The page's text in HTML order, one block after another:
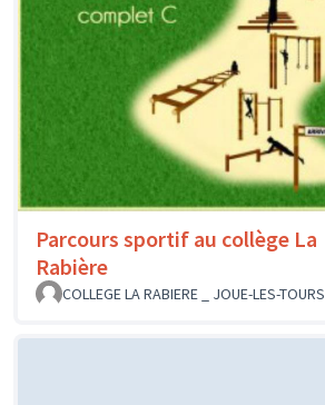
Parcours sportif au collège La
Rabière
COLLEGE LA RABIERE _ JOUE-LES-TOURS